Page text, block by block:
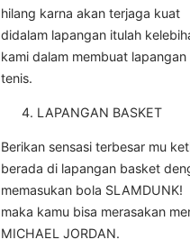
hilang karna akan terjaga kuat
didalam lapangan itulah
kami dalam membuat lapangan
tenis.
LAPANGAN BASKET
Berikan sensasi terbesar mu
berada di lapangan basket
memasukan bola SLAMDUNK!
maka kamu bisa merasakan
MICHAEL JORDAN.